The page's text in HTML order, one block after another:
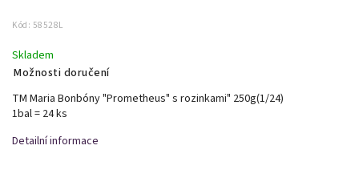
Kód: 58528L
Skladem
Možnosti doručení
TM Maria Bonbóny "Prometheus" s rozinkami" 250g(1/24)
1bal = 24 ks
Detailní informace